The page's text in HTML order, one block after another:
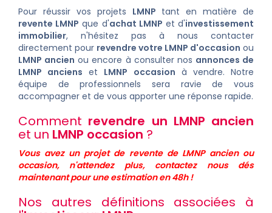
Pour réussir vos projets LMNP tant en matière de
revente LMNP que d'achat LMNP et d'investissement
immobilier, n'hésitez pas à nous contacter
directement pour revendre votre LMNP d'occasion ou
LMNP ancien ou encore à consulter nos annonces de
LMNP anciens et LMNP occasion à vendre. Notre
équipe de professionnels sera ravie de vous
accompagner et de vous apporter une réponse rapide.
Comment revendre un LMNP ancien
et un LMNP occasion ?
Vous avez un projet de revente de LMNP ancien ou
occasion, n'attendez plus, contactez nous dés
maintenant pour une estimation en 48h !
Nos autres définitions associées à